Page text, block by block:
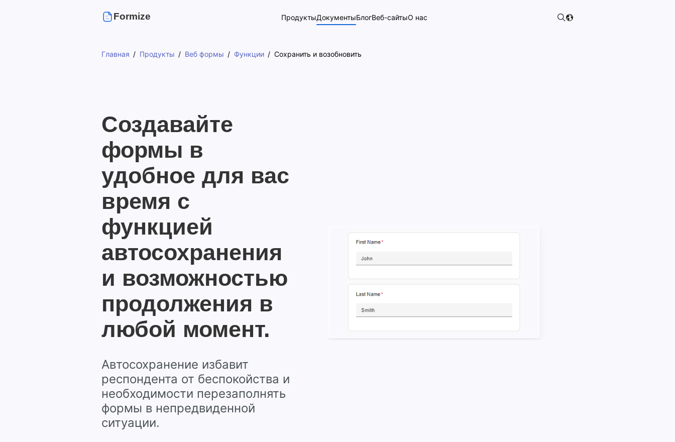
Formize ПродуктыДокументыБлогВеб-сайтыО нас
Главная Продукты Веб формы Функции Сохранить и возобновить
Создавайте
формы в
удобное для вас
время с
функцией
автосохранения
и возможностью
продолжения в
любой момент.
Автосохранение избавит
респондента от беспокойства и
необходимости перезаполнять
формы в непредвиденной
ситуации.